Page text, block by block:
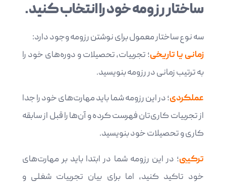
ساختار رزومه خود را انتخاب کنید.
سه نوع ساختار معمول برای نوشتن رزومه وجود دارد:
زمانی یا تاریخی؛ تجربیات، تحصیلات و دوره‌های خود را
به ترتیب زمانی در رزومه بنویسید.
عملکردی؛ در این رزومه شما باید مهارت‌های خود را جدا
از تجربیات کاری‌تان فهرست کرده و آن‌ها را قبل از سابقه
کاری و تحصیلات خود بنویسید.
ترکیبی؛ در این رزومه شما در ابتدا باید بر مهارت‌های
خود تاکید کنید، اما برای بیان تجربیات شغلی و